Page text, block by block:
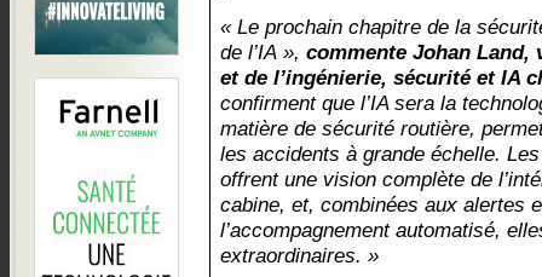
« Le prochain chapitre de la
de l’IA », commente Johan
et de l’ingénierie, sécurité et IA
confirment que l’IA sera la
matière de sécurité routière,
les accidents à grande échelle.
offrent une vision complète de
cabine, et, combinées aux alertes
l’accompagnement automatisé,
extraordinaires. »